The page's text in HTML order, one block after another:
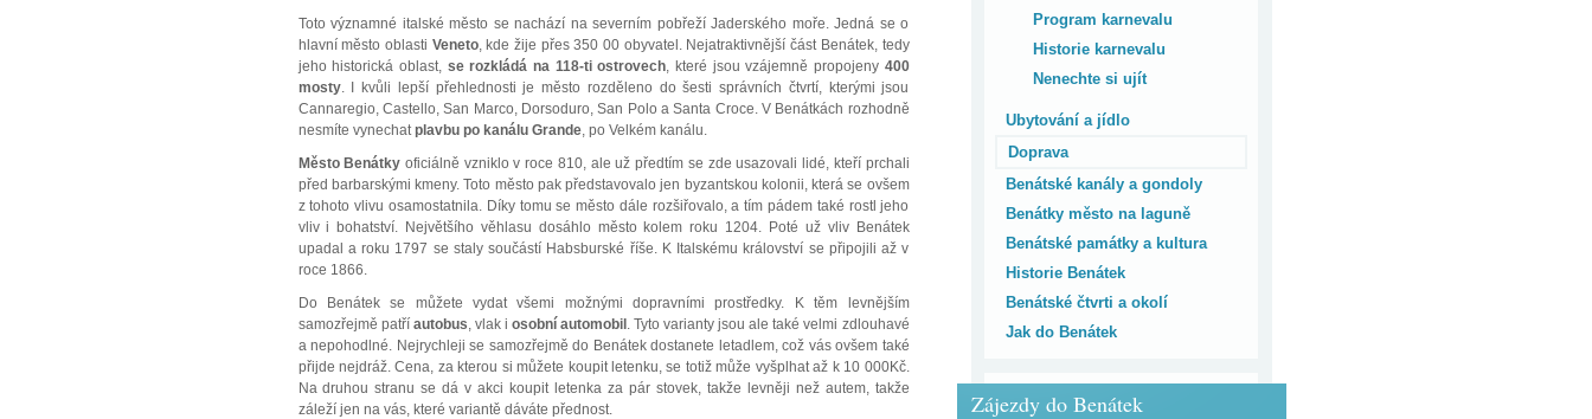
Toto významné italské město se nachází na severním pobřeží Jaderského moře. Jedná se o
hlavní město oblasti Veneto, kde žije přes 350 00 obyvatel. Nejatraktivnější část Benátek, tedy
jeho historická oblast, se rozkládá na 118-ti ostrovech, které jsou vzájemně propojeny 400
mosty. I kvůli lepší přehlednosti je město rozděleno do šesti správních čtvrtí, kterými jsou
Cannaregio, Castello, San Marco, Dorsoduro, San Polo a Santa Croce. V Benátkách rozhodně
nesmíte vynechatplavbu po kanálu Grande, po Velkém kanálu.
Město Benátky oficiálně vzniklo v roce 810, ale už předtím se zde usazovali lidé, kteří prchali
před barbarskými kmeny. Toto město pak představovalo jen byzantskou kolonii, která se ovšem
z tohoto vlivu osamostatnila. Díky tomu se město dále rozšiřovalo, a tím pádem také rostl jeho
vliv i bohatství. Největšího věhlasu dosáhlo město kolem roku 1204. Poté už vliv Benátek
upadal a roku 1797 se staly součástí Habsburské říše. K Italskému království se připojili až v
roce 1866.
Do Benátek se můžete vydat všemi možnými dopravními prostředky. K těm levnějším
samozřejmě patří autobus, vlak i osobní automobil . Tyto varianty jsou ale také velmi zdlouhavé
a nepohodlné. Nejrychleji se samozřejmě do Benátek dostanete letadlem, což vás ovšem také
přijde nejdráž. Cena, za kterou si můžete koupit letenku, se totiž může vyšplhat až k 10 000Kč.
Na druhou stranu se dá v akci koupit letenka za pár stovek, takže levněji než autem, takže
záleží jen na vás, které variantě dáváte přednost.
Program karnevalu
Historie karnevalu
Nenechte si ujít
Ubytování a jídlo
Doprava
Benátské kanály a gondoly
Benátky město na laguně
Benátské památky a kultura
Historie Benátek
Benátské čtvrti a okolí
Jak do Benátek
Zájezdy do Benátek